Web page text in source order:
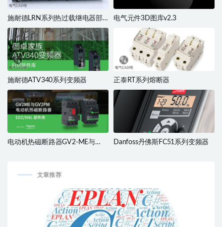
施耐德LRN系列热过载继电器部
件库
电气元件3D图库v2.3
施耐德ATV340系列变频器 正泰RT系列熔断器
电动机热磁断路器GV2-ME与
Danfoss丹佛斯FC51系列变频器
文章推荐